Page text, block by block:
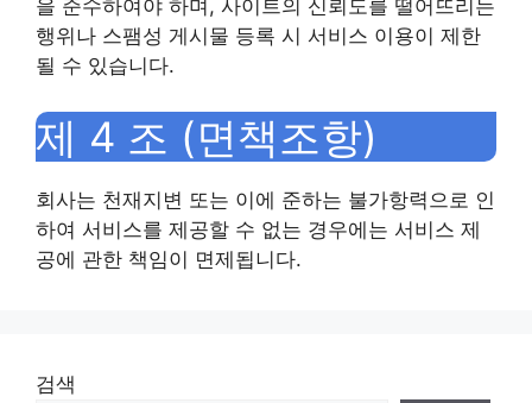
을 준수하여야 하며, 사이트의 신뢰도를 떨어뜨리는
행위나 스팸성 게시물 등록 시 서비스 이용이 제한
될 수 있습니다.
제 4 조 (면책조항)
회사는 천재지변 또는 이에 준하는 불가항력으로 인
하여 서비스를 제공할 수 없는 경우에는 서비스 제
공에 관한 책임이 면제됩니다.
검색